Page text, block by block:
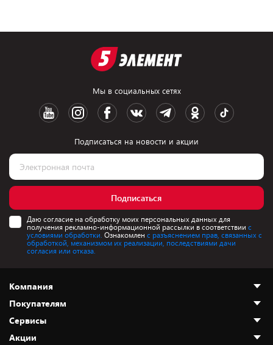
Мы в социальных сетях
Подписаться на новости и акции
Подписаться
Даю согласие на обработку моих персональных данных для
получения рекламно-информационной рассылки в соответствии с
условиями обработки. Ознакомлен с разъяснением прав, связанных с
обработкой, механизмом их реализации, последствиями дачи
согласия или отказа.
Компания
О нас
Адреса магазинов
Покупателям
Как сделать заказ
Сервисы
Акции